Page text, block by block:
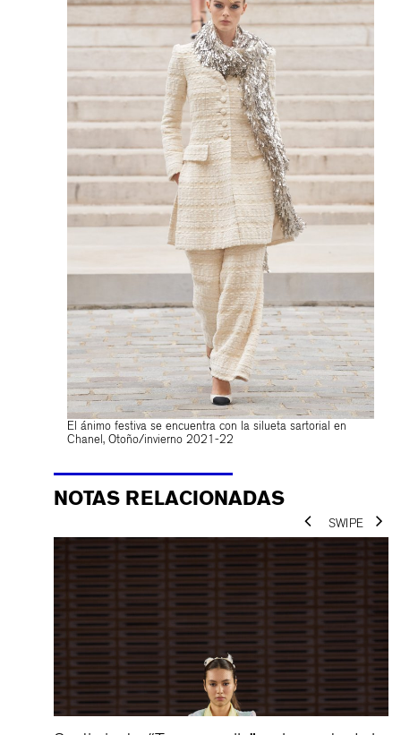
El ánimo festiva se encuentra con la silueta sartorial en
Chanel, Otoño/invierno 2021-22
NOTAS RELACIONADAS